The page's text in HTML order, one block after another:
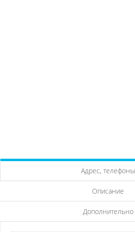
Адрес, телефоны
Описание
Дополнительно